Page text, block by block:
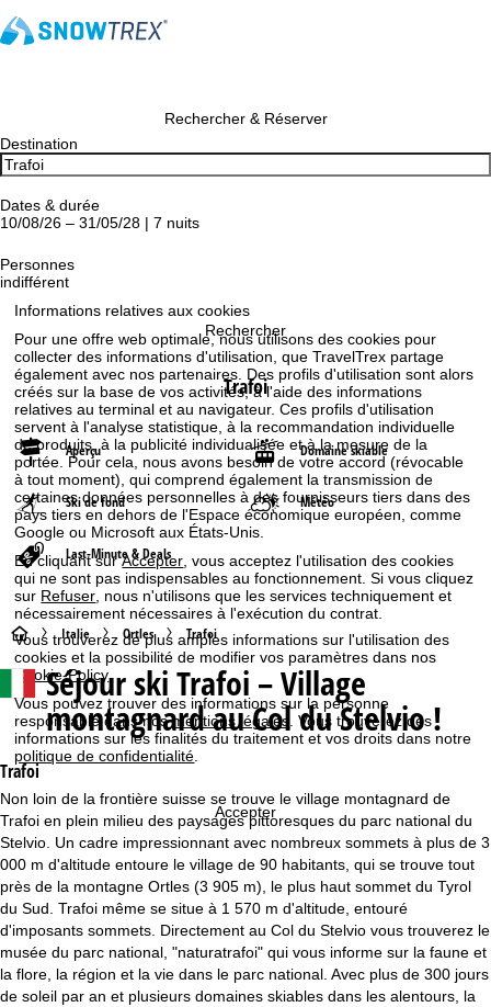
Informations relatives aux cookies
Pour une offre web optimale, nous utilisons des cookies pour
collecter des informations d'utilisation, que TravelTrex partage
également avec nos partenaires. Des profils d'utilisation sont alors
créés sur la base de vos activités, à l'aide des informations
relatives au terminal et au navigateur. Ces profils d'utilisation
servent à l'analyse statistique, à la recommandation individuelle
de produits, à la publicité individualisée et à la mesure de la
portée. Pour cela, nous avons besoin de votre accord (révocable
à tout moment), qui comprend également la transmission de
certaines données personnelles à des fournisseurs tiers dans des
pays tiers en dehors de l'Espace économique européen, comme
Google ou Microsoft aux États-Unis.
En cliquant surAccepter , vous acceptez l'utilisation des cookies
qui ne sont pas indispensables au fonctionnement. Si vous cliquez
sur Refuser , nous n'utilisons que les services techniquement et
nécessairement nécessaires à l'exécution du contrat.
Vous trouverez de plus amples informations sur l'utilisation des
cookies et la possibilité de modifier vos paramètres dans nos
Cookie-Policy.
Vous pouvez trouver des informations sur la personne
responsable dans nosmentions légales
. Vous trouverez des
informations sur les finalités du traitement et vos droits dans notre
politique de confidentialité
Accepter
Rechercher & Réserver
Destination
Dates & durée
10/08/26 – 31/05/28 | 7 nuits
Personnes
indifférent
Rechercher
Trafoi
Aperçu Domaine skiable
Ski de fond Météo
Last-Minute & Deals
P
a
g
e
d
a
c
c
Italie Ortles Trafoi
Séjour skiTrafoi – Village
montagnard au Col du Stelvio !
Trafoi
Non loin de la frontière suisse se trouve le village montagnard de
Trafoi en plein milieu des paysages pittoresques du parc national du
Stelvio. Un cadre impressionnant avec nombreux sommets à plus de 3
000 m d'altitude entoure le village de 90 habitants, qui se trouve tout
près de la montagne Ortles (3 905 m), le plus haut sommet du Tyrol
du Sud. Trafoi même se situe à 1 570 m d'altitude, entouré
d'imposants sommets. Directement au Col du Stelvio vous trouverez le
musée du parc national, "naturatrafoi" qui vous informe sur la faune et
la flore, la région et la vie dans le parc national. Avec plus de 300 jours
de soleil par an et plusieurs domaines skiables dans les alentours, la